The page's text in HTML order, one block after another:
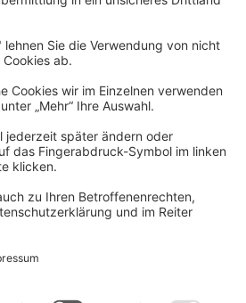
über interessante Angebote.